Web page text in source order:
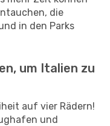
die
in den Parks
um Italien zu
auf vier Rädern!
und